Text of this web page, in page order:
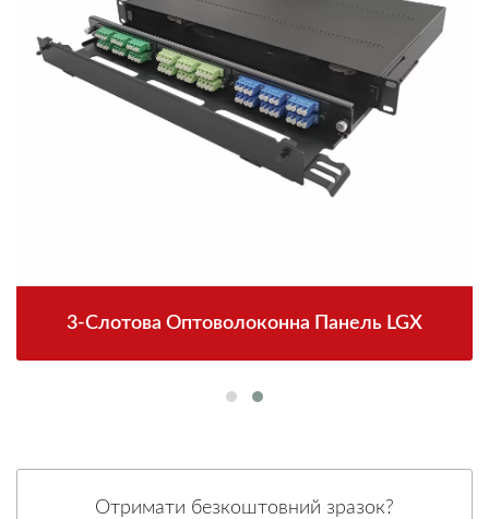
3-Слотова Оптоволоконна Панель LGX
Отримати безкоштовний зразок?